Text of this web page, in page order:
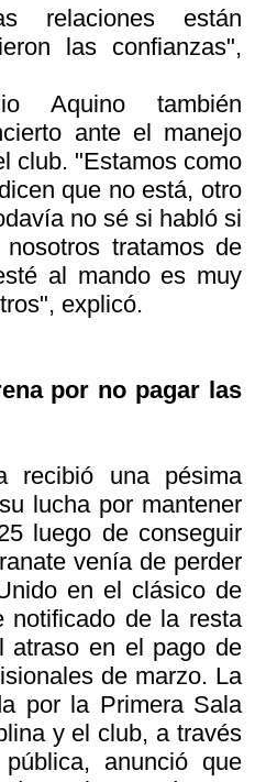
relaciones están
las confianzas",
Aquino también
ante el manejo
club. "Estamos como
que no está, otro
no sé si habló si
tratamos de
al mando es muy
explicó.
por no pagar las
recibió una pésima
lucha por mantener
luego de conseguir
venía de perder
en el clásico de
notificado de la resta
atraso en el pago de
de marzo. La
por la Primera Sala
y el club, a través
anunció que